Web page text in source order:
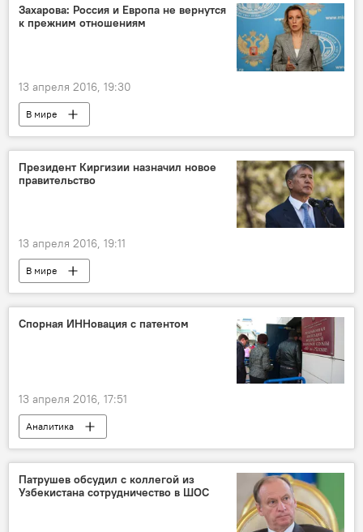
Захарова: Россия и Европа не вернутся
к прежним отношениям
13 апреля 2016, 19:30
В мире
Президент Киргизии назначил новое
правительство
13 апреля 2016, 19:11
В мире
Спорная ИННовация с патентом
13 апреля 2016, 17:51
Аналитика
Патрушев обсудил с коллегой из
Узбекистана сотрудничество в ШОС